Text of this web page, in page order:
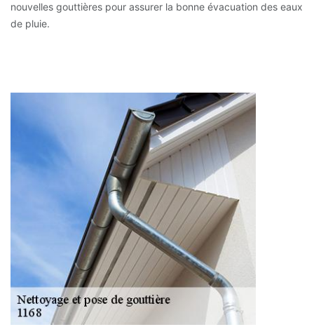
nouvelles gouttières pour assurer la bonne évacuation des eaux
de pluie.